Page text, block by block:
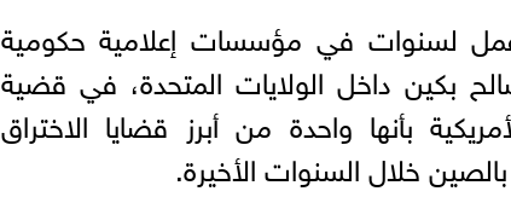
لسنوات في مؤسسات إعلامية حكومية
بكين داخل الولايات المتحدة، في قضية
بأنها واحدة من أبرز قضايا الاختراق
بالصين خلال السنوات الأخيرة.